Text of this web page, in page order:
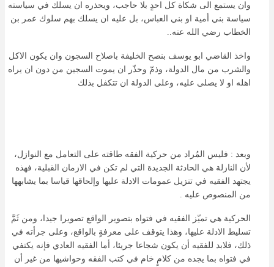
وان يستمع الى شكاة كل احدٍ بلا حاجب، ويحذره ان يسلك في سياسته
سياسة بني أمية او بني العباس، بل عليه ان يسلك بهم سلوك عمر بن
الخطاب رضي الله عنه..
واخذ القاضي ابو يوسف بنصح الخليفة باصلاح السجون وان يكون الاكل
والشرب من مال الدولة، وذمّ وحذّر ان يموت السجين من دون ان يراه
اهله او لا يصلى عليه، وعلى الدولة ان تتكفل بذلك
وبعد : فليس المُراد من حركية الفقه طاقته على التعامل مع النوازل،
لأن النازلة هي الحادثة الجديدة التي لم تكن في الازمان القبلية، فهذه
يجتهد الفقيه في تنزيل عمومات الادلة عليها وإلحاقها قياسا بما يشابهها
من المنصوص عليه .
الحركية هي تميّز الفقيه في فتواه بتصوير الواقع تصويرا جيدا، ومن ثَمَّ
تسليط الادلة عليها، وهذا يتوقف على معرفةٍ بالواقع، وعلى جرأته في
ذلك، فلابد للفقيه أن يكون شجاعا جريئا، أما الفقيه العادي فإنه يكتفي
في فتواه بما يجده من كلامٍ خام في كتب الفقه وحواشيها من غير أن